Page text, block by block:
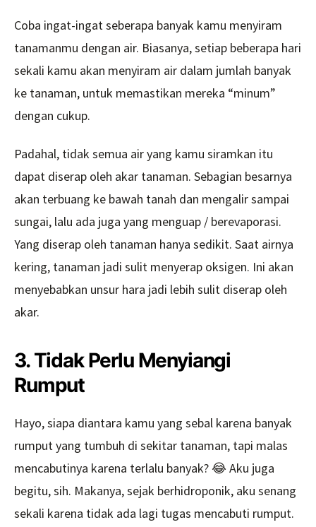
Coba ingat-ingat seberapa banyak kamu menyiram
tanamanmu dengan air. Biasanya, setiap beberapa hari
sekali kamu akan menyiram air dalam jumlah banyak
ke tanaman, untuk memastikan mereka “minum”
dengan cukup.
Padahal, tidak semua air yang kamu siramkan itu
dapat diserap oleh akar tanaman. Sebagian besarnya
akan terbuang ke bawah tanah dan mengalir sampai
sungai, lalu ada juga yang menguap / berevaporasi.
Yang diserap oleh tanaman hanya sedikit. Saat airnya
kering, tanaman jadi sulit menyerap oksigen. Ini akan
menyebabkan unsur hara jadi lebih sulit diserap oleh
akar.
3. Tidak Perlu Menyiangi
Rumput
Hayo, siapa diantara kamu yang sebal karena banyak
rumput yang tumbuh di sekitar tanaman, tapi malas
mencabutinya karena terlalu banyak? 😂 Aku juga
begitu, sih. Makanya, sejak berhidroponik, aku senang
sekali karena tidak ada lagi tugas mencabuti rumput.